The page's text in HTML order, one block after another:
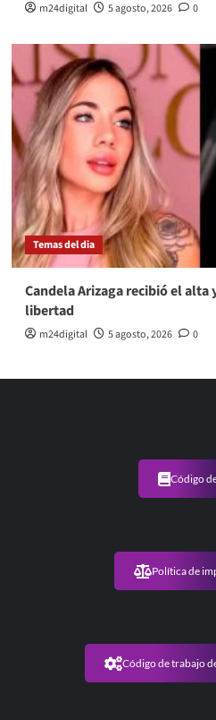
m24digital 5 agosto, 2026 0
Temas del dia
Candela Arizaga recibió el alta
libertad
m24digital 5 agosto, 2026 0
Código
Política de
Código de trabajo